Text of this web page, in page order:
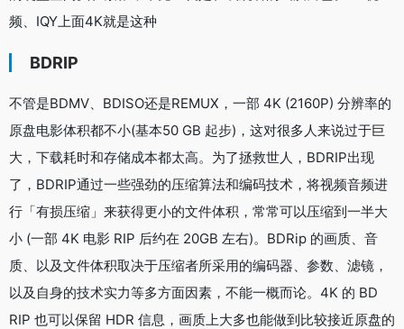
频、IQY上面4K就是这种
BDRIP
不管是BDMV、BDISO还是REMUX，一部 4K (2160P) 分辨率的
原盘电影体积都不小(基本50 GB 起步)，这对很多人来说过于巨
大，下载耗时和存储成本都太高。为了拯救世人，BDRIP出现
了，BDRIP通过一些强劲的压缩算法和编码技术，将视频音频进
行「有损压缩」来获得更小的文件体积，常常可以压缩到一半大
小 (一部 4K 电影 RIP 后约在 20GB 左右)。BDRip 的画质、音
质、以及文件体积取决于压缩者所采用的编码器、参数、滤镜，
以及自身的技术实力等多方面因素，不能一概而论。4K 的 BD
RIP 也可以保留 HDR 信息，画质上大多也能做到比较接近原盘的